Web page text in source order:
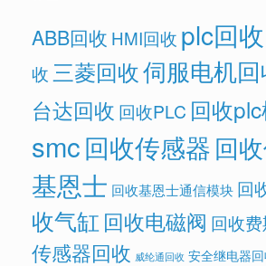
ABB回收 HMI回收 plc回收
收 三菱回收伺服电机回
台达回收 回收PLC 回收
smc回收传感器回
基恩士 回收基恩士通信模块 回
收气缸 回收电磁阀 回收
传感器回收 威纶通回收 安全继电器